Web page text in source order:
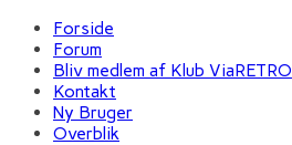
Forside
Forum
Bliv medlem af Klub ViaRETRO
Kontakt
Ny Bruger
Overblik